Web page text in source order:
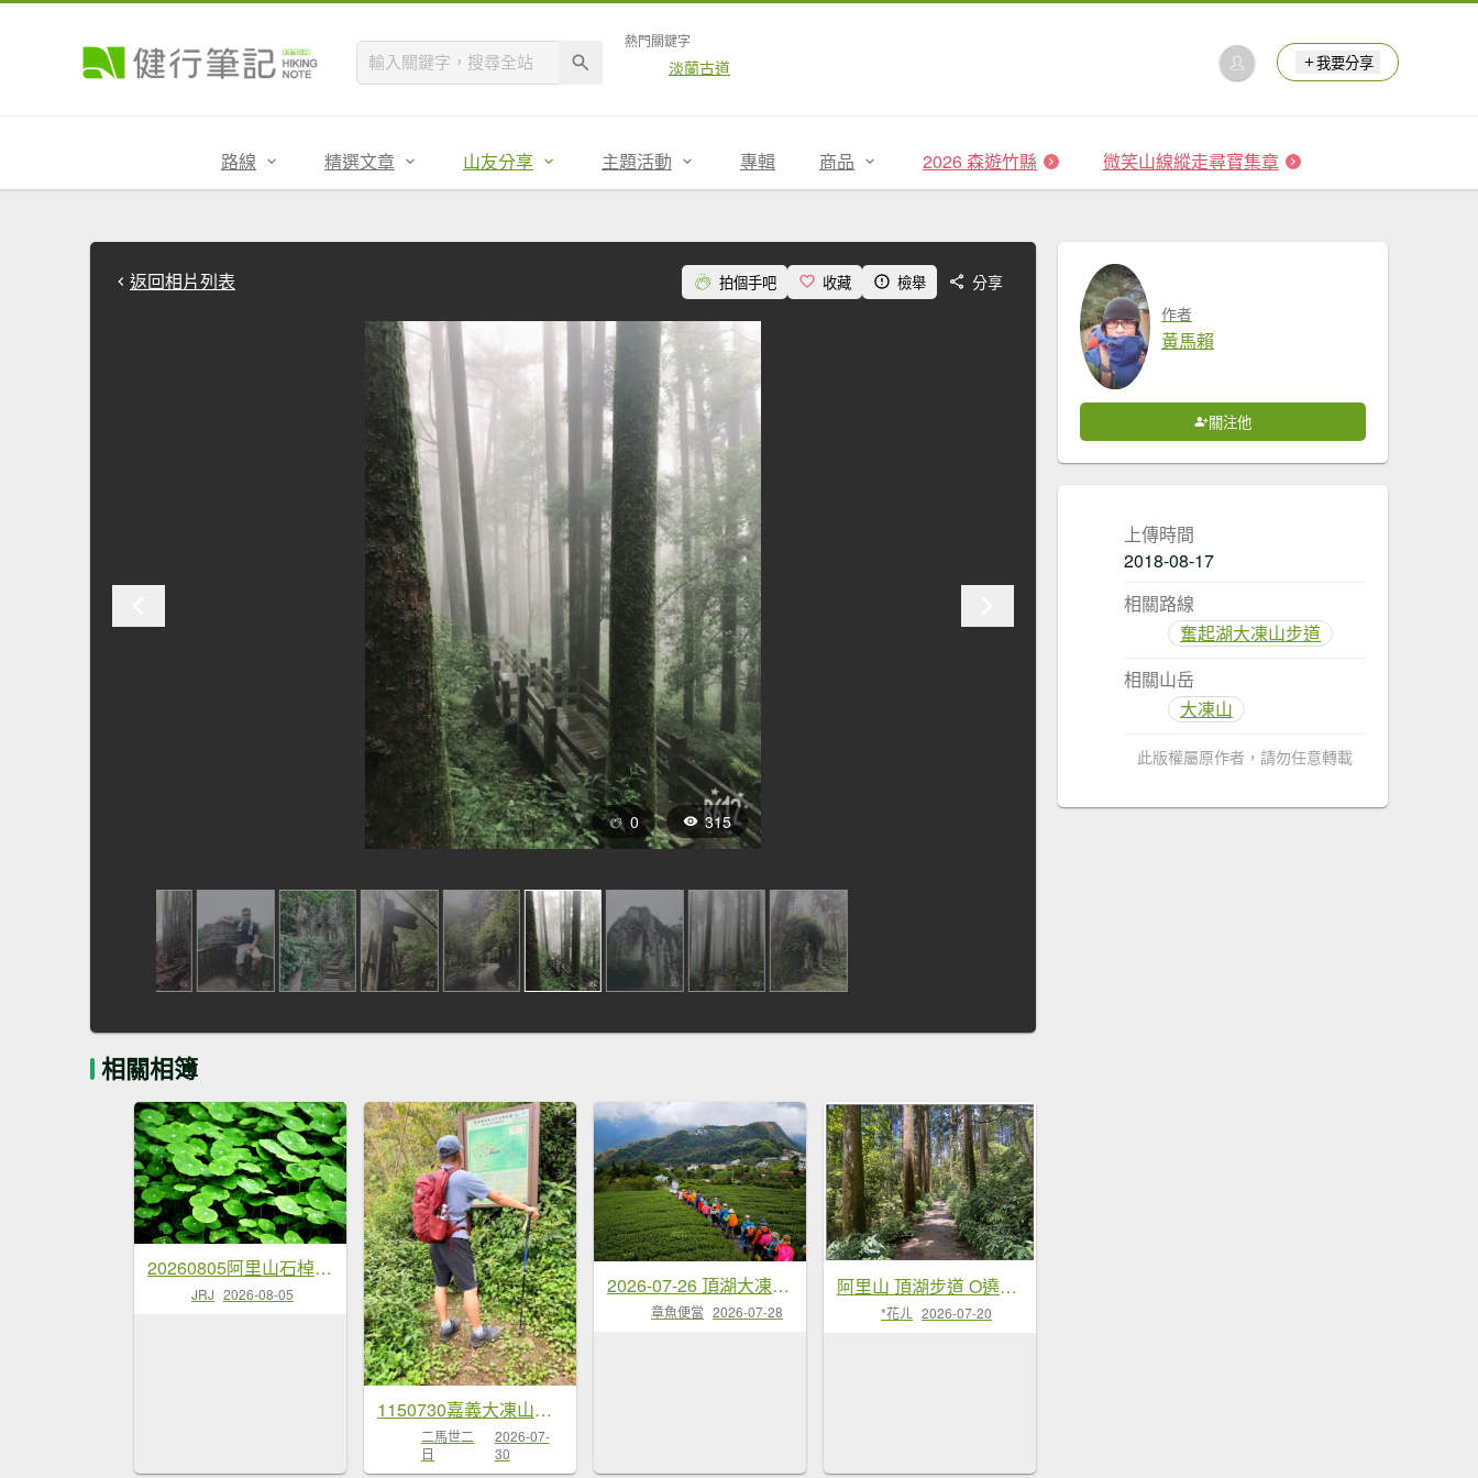
熱門關鍵字
淡蘭古道 我要分享
路線 精選文章 山友分享 主題活動 專輯 商品 2026 森遊竹縣 微笑山線縱走尋寶集章
返回相片列表 拍個手吧 收藏 檢舉 分享
0 315
相關相簿
20260805阿里山石棹大凍山攀登
JRJ 2026-08-05
1150730嘉義大凍山之旅
二馬世二
日
2026-07-
30
2026-07-26 頂湖大凍山、霹靂山、樂野山
章魚便當 2026-07-28
阿里山 頂湖步道 O遶一圈
*花ㄦ 2026-07-20
作者
黃馬賴
關注他
上傳時間
2018-08-17
相關路線
奮起湖大凍山步道
相關山岳
大凍山
此版權屬原作者，請勿任意轉載